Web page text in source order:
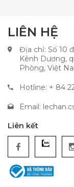
LIÊN HỆ
Địa chỉ: Số 10
Kênh Dương,
Phòng, Việt
Hotline: + 84
Email:
Liên kết